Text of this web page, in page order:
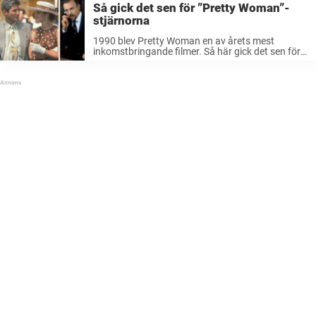
Så gick det sen för ”Pretty Woman”-
stjärnorna
1990 blev Pretty Woman en av årets mest
inkomstbringande filmer. Så här gick det sen för